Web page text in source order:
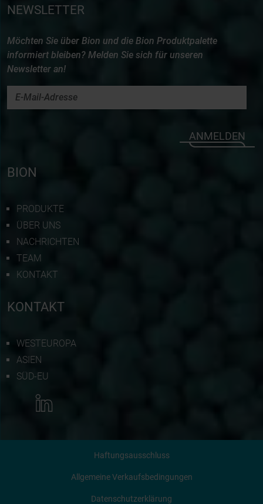
NEWSLETTER
Möchten Sie über Bion und die Bion Produktpalette
informiert bleiben? Melden Sie sich für unseren
Newsletter an!
ANMELDEN
BION
PRODUKTE
ÜBER UNS
NACHRICHTEN
TEAM
KONTAKT
KONTAKT
WESTEUROPA
ASIEN
SÜD-EU
KONTAKTIERE UNS
Haftungsausschluss
Allgemeine Verkaufsbedingungen
Datenschutzerklärung